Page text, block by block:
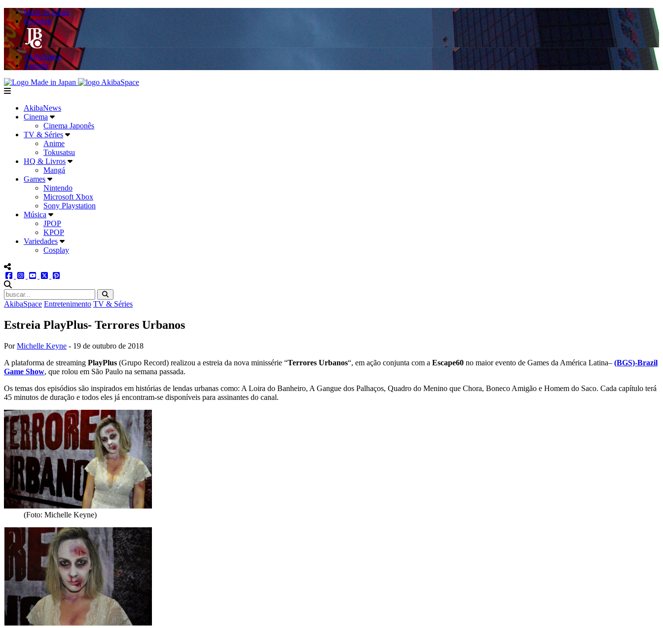
Made in Japan
Hashitag
AkibaSpace
Agenda
Powered By Made in Japan
AkibaSpace
menu
AkibaNews
Cinema
Cinema Japonês
TV & Séries
Anime
Tokusatsu
HQ & Livros
Mangá
Games
Nintendo
Microsoft Xbox
Sony Playstation
Música
JPOP
KPOP
Variedades
Cosplay
menu redes social
facebookinstagram
youtube
twitter
AkibaSpace Entretenimento TV & Séries
Estreia PlayPlus- Terrores Urbanos
PorMichelle Keyne - 19 de outubro de 2018
A plataforma de streaming PlayPlus (Grupo Record) realizou a estreia da nova minissérie “Terrores Urbanos“, em ação conjunta com a Escape60 no maior evento de Games da América Latina– (BGS)-Brazil
Game Show, que rolou em São Paulo na semana passada.
Os temas dos episódios são inspirados em histórias de lendas urbanas como: A Loira do Banheiro, A Gangue dos Palhaços, Quadro do Menino que Chora, Boneco Amigão e Homem do Saco. Cada capítulo terá
45 minutos de duração e todos eles já encontram-se disponíveis para assinantes do canal.
(Foto: Michelle Keyne)